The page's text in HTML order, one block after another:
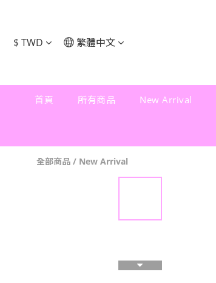
$ TWD 繁體中文
首頁 所有商品 New Arrival
全部商品 / New Arrival